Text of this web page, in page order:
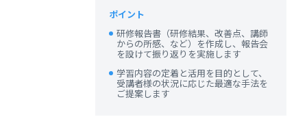
ポイント
研修報告書（研修結果、改善点、講師
からの所感、など）を作成し、報告会
を設けて振り返りを実施します
学習内容の定着と活用を目的として、
受講者様の状況に応じた最適な手法を
ご提案します